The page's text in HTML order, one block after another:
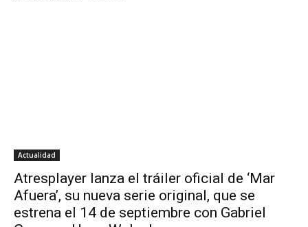
Actualidad
Atresplayer lanza el tráiler oficial de ‘Mar
Afuera’, su nueva serie original, que se
estrena el 14 de septiembre con Gabriel